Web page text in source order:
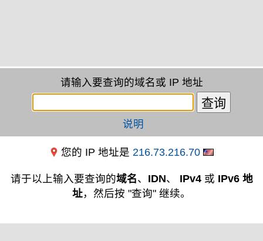
请输入要查询的域名或 IP 地址
说明
您的 IP 地址是 216.73.216.70
请于以上输入要查询的域名、 IDN、 IPv4或 IPv6 地
址，然后按 "查询" 继续。